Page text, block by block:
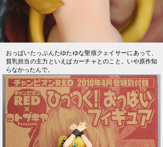
おっぱいたっぷんたゆたゆな聖痕クェイサーにあって、
貧乳担当の主力といえばカーチャとのこと。いや原作知
らなかったんで。